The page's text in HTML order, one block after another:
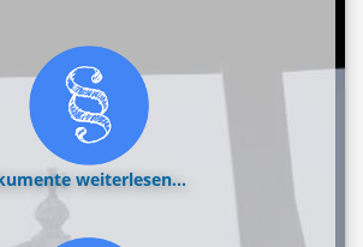
weiterlesen...